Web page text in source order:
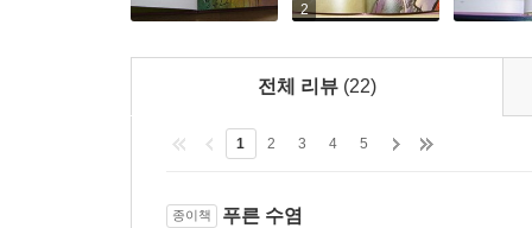
2
전체 리뷰 (22)
1 2 3 4 5
종이책 푸른 수염